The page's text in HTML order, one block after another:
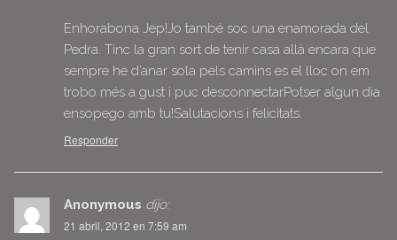
Enhorabona Jep!Jo també soc una enamorada del
Pedra. Tinc la gran sort de tenir casa allà encara que
sempre he d’anar sola pels camins es el lloc on em
trobo més a gust i puc desconnectarPotser algun dia
ensopego amb tu!Salutacions i felicitats.
Responder
Anonymous dijo:
21 abril, 2012 en 7:59 am